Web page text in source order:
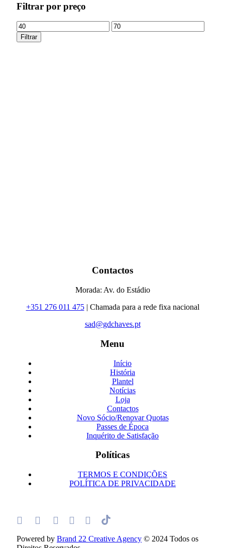
Filtrar por preço
Preço
mínimo
Preço
máximo
Filtrar
Contactos
Morada: Av. do Estádio
+351 276 011 475| Chamada para a rede fixa nacional
sad@gdchaves.pt
Menu
Início
História
Plantel
Notícias
Loja
Contactos
Novo Sócio/Renovar Quotas
Passes de Época
Inquérito de Satisfação
Políticas
TERMOS E CONDIÇÕES
POLÍTICA DE PRIVACIDADE
Powered by Brand 22 Creative Agency © 2024 Todos os